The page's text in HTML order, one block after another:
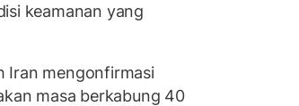
keamanan yang
Iran mengonfirmasi
masa berkabung 40